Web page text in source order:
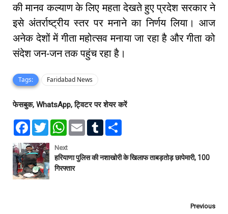
की मानव कल्याण के लिए महता देखते हुए प्रदेश सरकार ने
इसे अंतर्राष्ट्रीय स्तर पर मनाने का निर्णय लिया। आज
अनेक देशों में गीता महोत्सव मनाया जा रहा है और गीता को
संदेश जन-जन तक पहुंच रहा है।
Tags: Faridabad News
फेसबुक, WhatsApp, ट्विटर पर शेयर करें
F
e
b
o
o
k
T
w
t
t
e
r
W
t
s
A
p
E
l
T
l
e
Next
हरियाणा पुलिस की नशाखोरी के खिलाफ ताबड़तोड़ छापेमारी, 100
गिरफ्तार
Previous